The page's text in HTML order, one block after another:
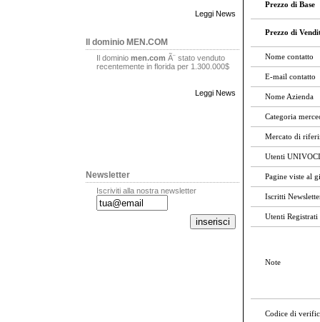
Leggi News
Il dominio MEN.COM
Il dominio men.com Ã¨ stato venduto
recentemente in florida per 1.300.000$
Leggi News
Newsletter
Iscriviti alla nostra newsletter
Prezzo di Base
Prezzo di
Nome contatto
E-mail contatto
Nome Azienda
Categoria
Mercato di
Utenti
Pagine viste al
Iscritti
Utenti Registrati
Note
Codice di